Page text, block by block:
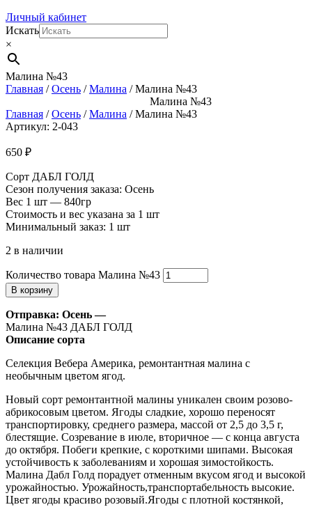
Личный кабинет
Искать
×
Малина №43
Главная /Осень /Малина / Малина №43
Малина №43
Главная /Осень /Малина / Малина №43
Артикул: 2-043
650 ₽
Сорт ДАБЛ ГОЛД
Сезон получения заказа: Осень
Вес 1 шт — 840гр
Стоимость и вес указана за 1 шт
Минимальный заказ: 1 шт
2 в наличии
Количество товара Малина №43
В корзину
Отправка: Осень —
Малина №43 ДАБЛ ГОЛД
Описание сорта
Селекция Вебера Америка, ремонтантная малина с
необычным цветом ягод.
Новый сорт ремонтантной малины уникален своим розово-
абрикосовым цветом. Ягоды сладкие, хорошо переносят
транспортировку, среднего размера, массой от 2,5 до 3,5 г,
блестящие. Созревание в июле, вторичное — с конца августа
до октября. Побеги крепкие, с короткими шипами. Высокая
устойчивость к заболеваниям и хорошая зимостойкость.
Малина Дабл Голд порадует отменным вкусом ягод и высокой
урожайностью. Урожайность,транспортабельность высокие.
Цвет ягоды красиво розовый.Ягоды с плотной костянкой,